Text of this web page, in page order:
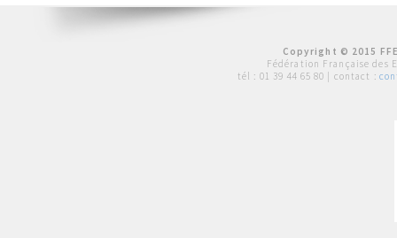
Copyright © 2015
Fédération Française des
tél : 01 39 44 65 80 | contact :